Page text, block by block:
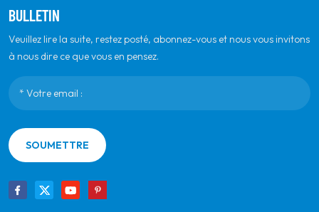
BULLETIN
Veuillez lire la suite, restez posté, abonnez-vous et nous vous invitons
à nous dire ce que vous en pensez.
SOUMETTRE